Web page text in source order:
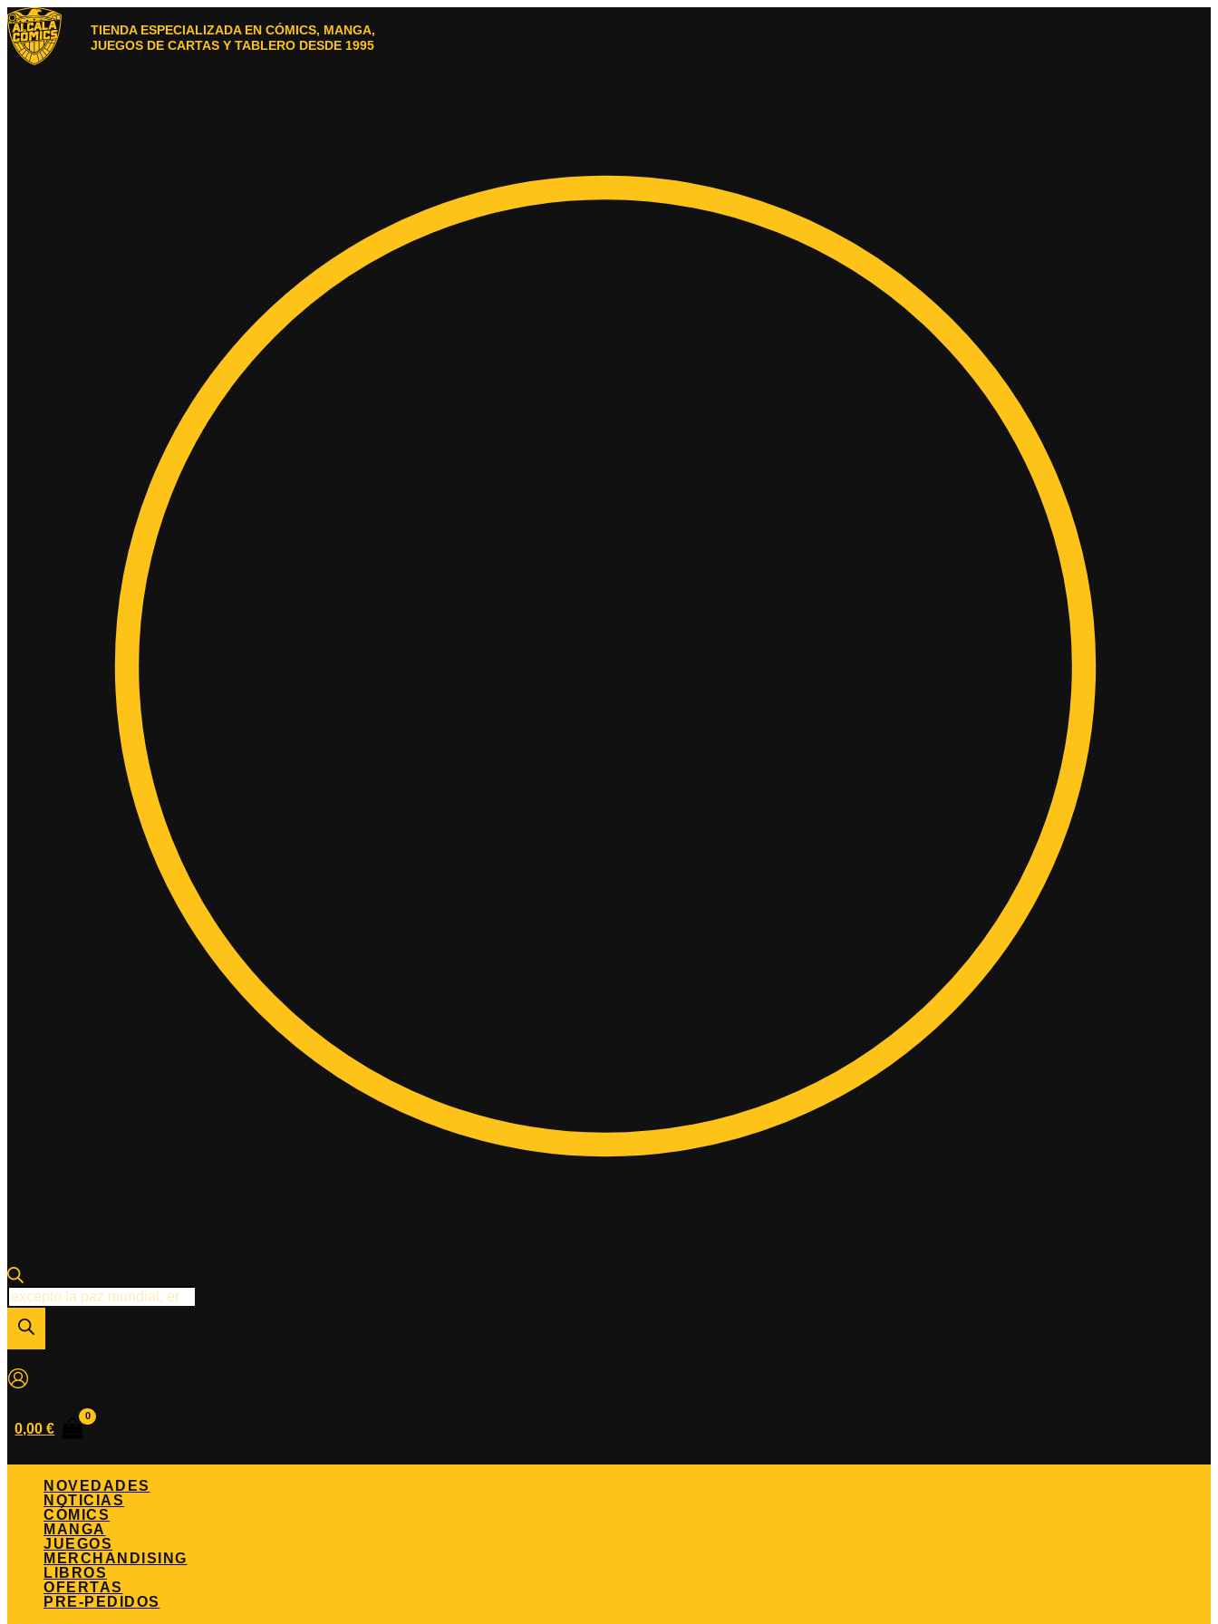
Ir
al
contenido
TIENDA ESPECIALIZADA EN CÓMICS, MANGA,
JUEGOS DE CARTAS Y TABLERO DESDE 1995
Búsqueda
de
productos
0,00€
NOVEDADES
NOTICIAS
CÓMICS
MANGA
JUEGOS
MERCHANDISING
LIBROS
OFERTAS
PRE-PEDIDOS